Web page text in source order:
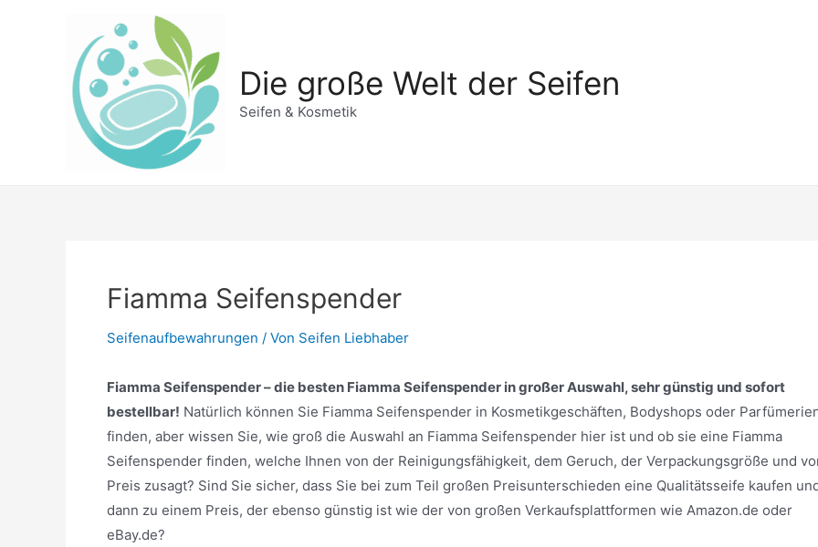
Die große Welt der Seifen
Seifen & Kosmetik
Fiamma Seifenspender
Seifenaufbewahrungen / Von Seifen Liebhaber
Fiamma Seifenspender – die besten Fiamma Seifenspender in großer Auswahl, sehr günstig und sofort
bestellbar! Natürlich können Sie Fiamma Seifenspender in Kosmetikgeschäften, Bodyshops oder
finden, aber wissen Sie, wie groß die Auswahl an Fiamma Seifenspender hier ist und ob sie eine Fiamma
Seifenspender finden, welche Ihnen von der Reinigungsfähigkeit, dem Geruch, der Verpackungsgröße und
Preis zusagt? Sind Sie sicher, dass Sie bei zum Teil großen Preisunterschieden eine Qualitätsseife kaufen
dann zu einem Preis, der ebenso günstig ist wie der von großen Verkaufsplattformen wie Amazon.de oder
eBay.de?